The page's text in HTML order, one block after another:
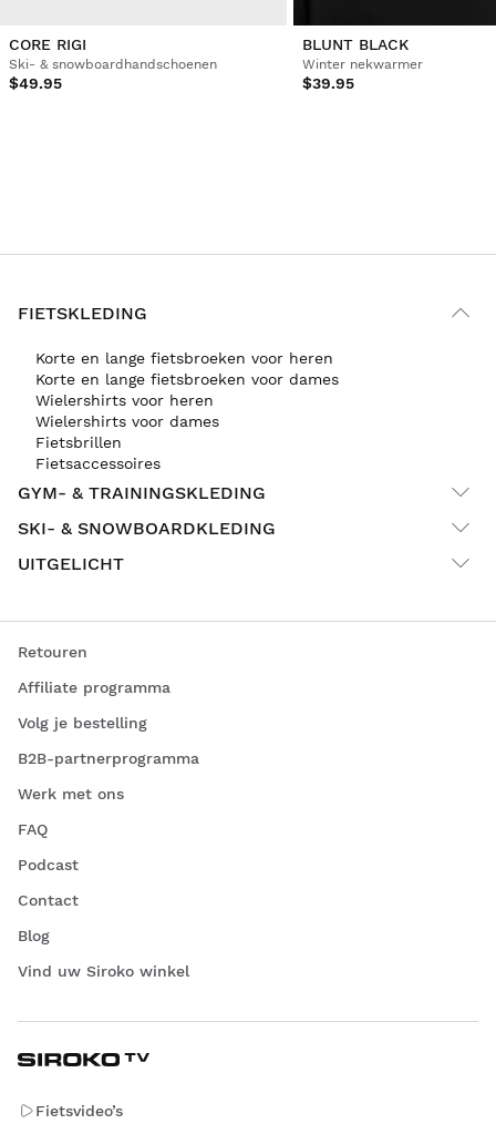
CORE RIGI
Ski- & snowboardhandschoenen
$49.95
BLUNT BLACK
Winter nekwarmer
$39.95
FIETSKLEDING
Korte en lange fietsbroeken voor heren
Korte en lange fietsbroeken voor dames
Wielershirts voor heren
Wielershirts voor dames
Fietsbrillen
Fietsaccessoires
GYM- & TRAININGSKLEDING
SKI- & SNOWBOARDKLEDING
UITGELICHT
Retouren
Affiliate programma
Volg je bestelling
B2B-partnerprogramma
Werk met ons
FAQ
Podcast
Contact
Blog
Vind uw Siroko winkel
Fietsvideo’s